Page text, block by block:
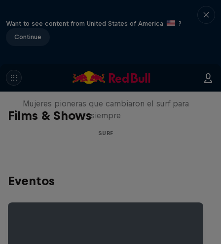
Want to see content from United States of America
?
Continue
Films & Shows
NOW DAYS
Mujeres pioneras que cambiaron el surf para
siempre
SURF
Eventos